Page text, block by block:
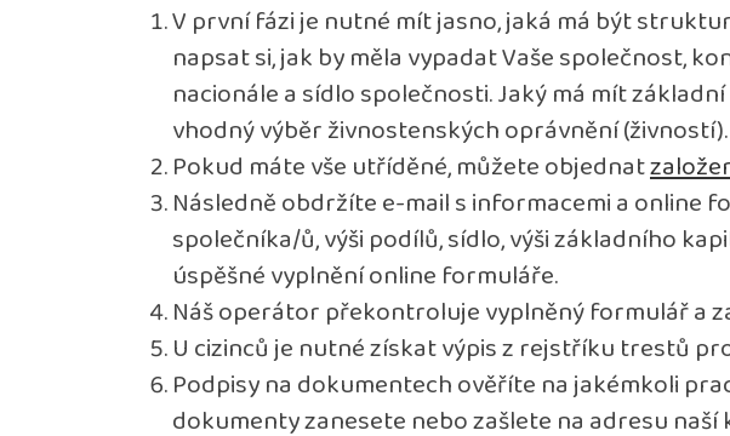
V první fázi je nutné mít jasno, jaká má být
napsat si, jak by měla vypadat Vaše společnost,
nacionále a sídlo společnosti. Jaký má mít
vhodný výběr živnostenských oprávnění
Pokud máte vše utříděné, můžete objednat
Následně obdržíte e-mail s informacemi a online
společníka/ů, výši podílů, sídlo, výši základního
úspěšné vyplnění online formuláře.
Náš operátor překontroluje vyplněný formulář a
U cizinců je nutné získat výpis z rejstříku trestů
Podpisy na dokumentech ověříte na jakémkoli
dokumenty zanesete nebo zašlete na adresu naší